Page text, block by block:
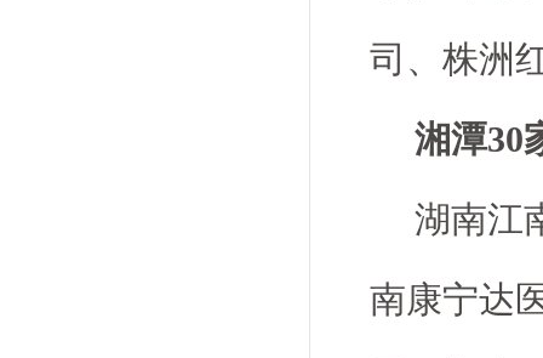
司、株洲
湘潭30
湖南江
南康宁达